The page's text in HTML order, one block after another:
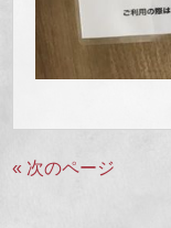
« 次のページ